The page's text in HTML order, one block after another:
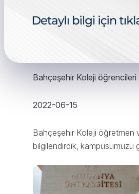
Bahçeşehir Koleji
2022-06-15
Bahçeşehir Koleji öğretmen
bilgilendirdik, kampüsümüzü